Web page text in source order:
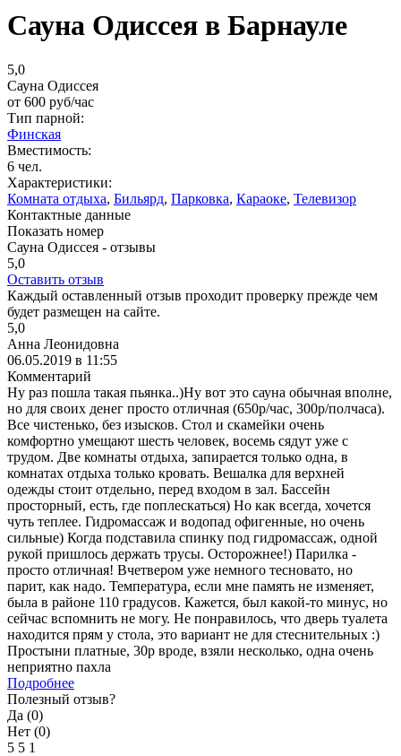
Сауна Одиссея в Барнауле
5,0
Сауна Одиссея
от 600 руб/час
Тип парной:
Финская
Вместимость:
6 чел.
Характеристики:
Комната отдыха, Бильярд, Парковка, Караоке, Телевизор
Контактные данные
Показать номер
Сауна Одиссея - отзывы
5,0
Оставить отзыв
Каждый оставленный отзыв проходит проверку прежде чем
будет размещен на сайте.
5,0
Анна Леонидовна
06.05.2019 в 11:55
Комментарий
Ну раз пошла такая пьянка..)Ну вот это сауна обычная вполне,
но для своих денег просто отличная (650р/час, 300р/полчаса).
Все чистенько, без изысков. Стол и скамейки очень
комфортно умещают шесть человек, восемь сядут уже с
трудом. Две комнаты отдыха, запирается только одна, в
комнатах отдыха только кровать. Вешалка для верхней
одежды стоит отдельно, перед входом в зал. Бассейн
просторный, есть, где поплескаться) Но как всегда, хочется
чуть теплее. Гидромассаж и водопад офигенные, но очень
сильные) Когда подставила спинку под гидромассаж, одной
рукой пришлось держать трусы. Осторожнее!) Парилка -
просто отличная! Вчетвером уже немного тесновато, но
парит, как надо. Температура, если мне память не изменяет,
была в районе 110 градусов. Кажется, был какой-то минус, но
сейчас вспомнить не могу. Не понравилось, что дверь туалета
находится прям у стола, это вариант не для стеснительных :)
Простыни платные, 30р вроде, взяли несколько, одна очень
неприятно пахла
Подробнее
Полезный отзыв?
Да (0)
Нет (0)
5 5 1